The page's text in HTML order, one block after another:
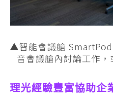
▲智能會議艙
音會議艙內討論工作，
理光經驗豐富協助企